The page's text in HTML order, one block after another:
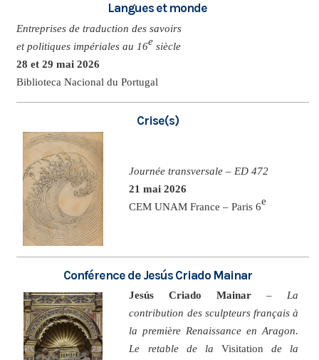
Langues et monde
Entreprises de traduction des savoirs
et politiques impériales au 16e siècle
28 et 29 mai 2026
Biblioteca Nacional du Portugal
Crise(s)
Journée transversale – ED 472
21 mai 2026
CEM UNAM France – Paris 6e
Conférence de Jesús Criado Mainar
Jesús Criado Mainar – La
contribution des sculpteurs français à
la première Renaissance en Aragon.
Le retable de la Visitation de la